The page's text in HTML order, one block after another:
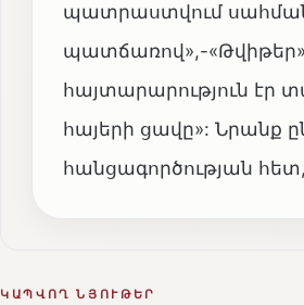
պատրաստվում
պատճառով»,-«Թվիթեր»-
հայտարարություն էր
հայերի ցավը»: Նրանք
հանցագործության
ԿԱՊՎՈՂ ՆՅՈՒԹԵՐ